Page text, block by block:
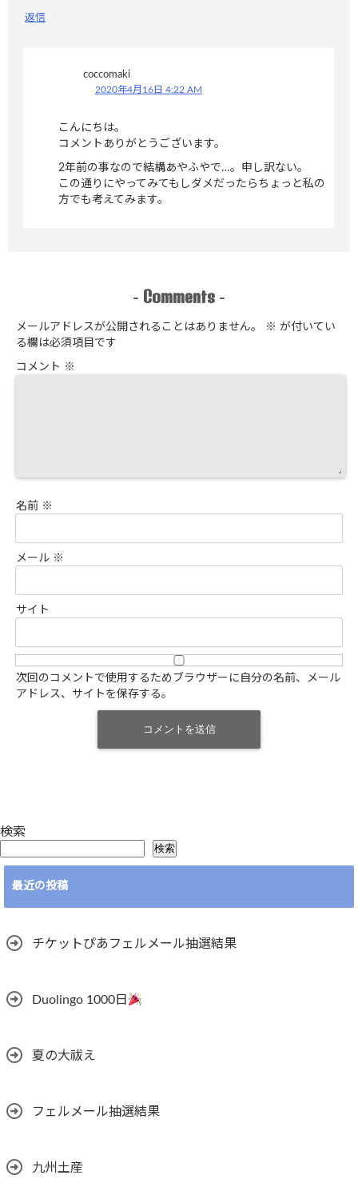
返信
coccomaki
2020年4月16日 4:22 AM
こんにちは。
コメントありがとうございます。
2年前の事なので結構あやふやで…。申し訳ない。
この通りにやってみてもしダメだったらちょっと私の
方でも考えてみます。
- Comments -
メールアドレスが公開されることはありません。 ※ が付いてい
る欄は必須項目です
コメント ※
名前 ※
メール ※
サイト
次回のコメントで使用するためブラウザーに自分の名前、メール
アドレス、サイトを保存する。
検索
検索
最近の投稿
チケットぴあフェルメール抽選結果
Duolingo 1000日
夏の大祓え
フェルメール抽選結果
九州土産